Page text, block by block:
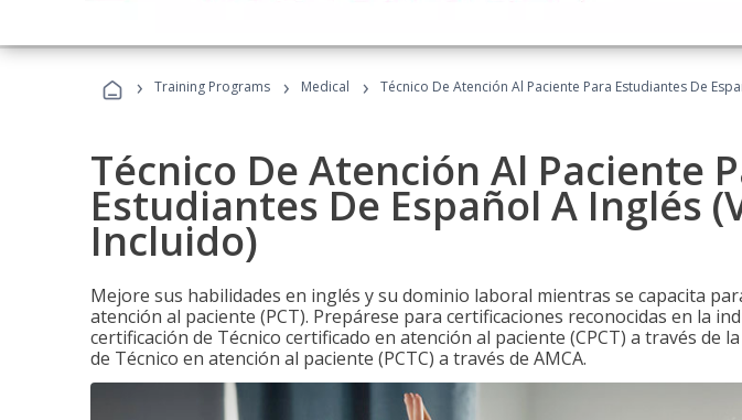
› Training Programs › Medical › Técnico De Atención Al Paciente Para Estudiantes De
Técnico De Atención Al Paciente
Estudiantes De Español A Inglés
Incluido)
Mejore sus habilidades en inglés y su dominio laboral mientras se capacita
atención al paciente (PCT). Prepárese para certificaciones reconocidas en la
certificación de Técnico certificado en atención al paciente (CPCT) a través de
de Técnico en atención al paciente (PCTC) a través de AMCA.